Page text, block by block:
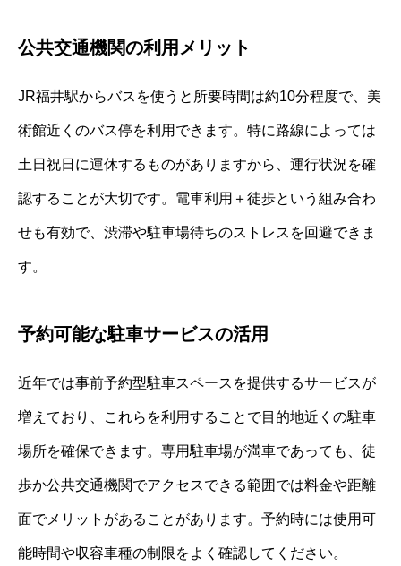
公共交通機関の利用メリット
JR福井駅からバスを使うと所要時間は約10分程度で、美
術館近くのバス停を利用できます。特に路線によっては
土日祝日に運休するものがありますから、運行状況を確
認することが大切です。電車利用＋徒歩という組み合わ
せも有効で、渋滞や駐車場待ちのストレスを回避できま
す。
予約可能な駐車サービスの活用
近年では事前予約型駐車スペースを提供するサービスが
増えており、これらを利用することで目的地近くの駐車
場所を確保できます。専用駐車場が満車であっても、徒
歩か公共交通機関でアクセスできる範囲では料金や距離
面でメリットがあることがあります。予約時には使用可
能時間や収容車種の制限をよく確認してください。